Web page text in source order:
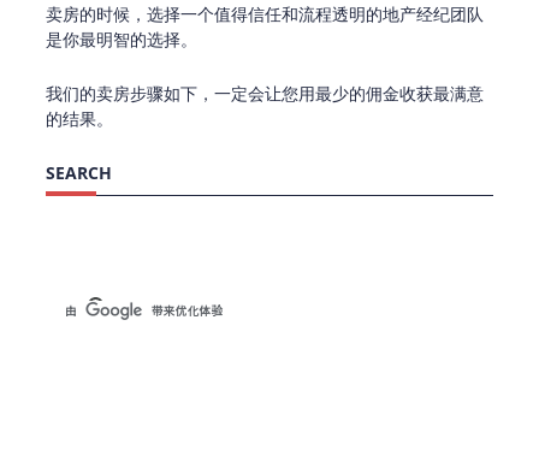
卖房的时候，选择一个值得信任和流程透明的地产经纪团队
是你最明智的选择。
我们的卖房步骤如下，一定会让您用最少的佣金收获最满意
的结果。
SEARCH